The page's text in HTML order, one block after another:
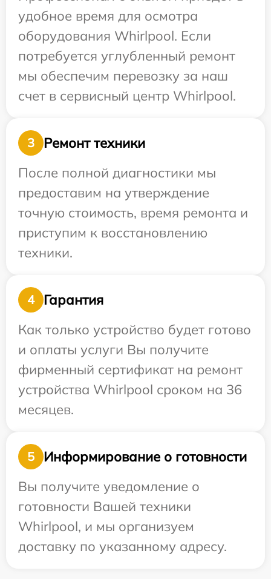
удобное время для осмотра
оборудования Whirlpool. Если
потребуется углубленный ремонт
мы обеспечим перевозку за наш
счет в сервисный центр Whirlpool.
3
Ремонт техники
После полной диагностики мы
предоставим на утверждение
точную стоимость, время ремонта и
приступим к восстановлению
техники.
4
Гарантия
Как только устройство будет готово
и оплаты услуги Вы получите
фирменный сертификат на ремонт
устройства Whirlpool сроком на 36
месяцев.
5
Информирование о готовности
Вы получите уведомление о
готовности Вашей техники
Whirlpool, и мы организуем
доставку по указанному адресу.